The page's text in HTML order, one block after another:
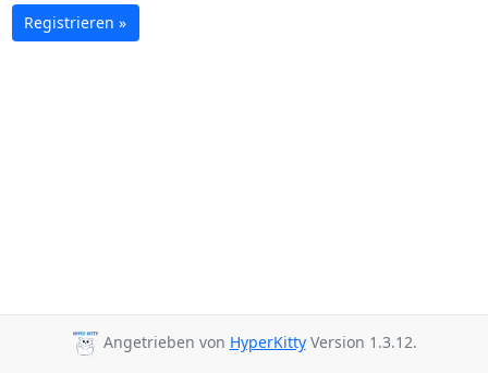
Registrieren »
Angetrieben von HyperKittyVersion 1.3.12.